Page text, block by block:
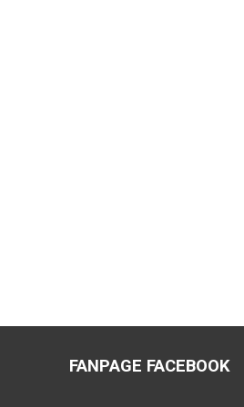
FANPAGE FACEBOOK